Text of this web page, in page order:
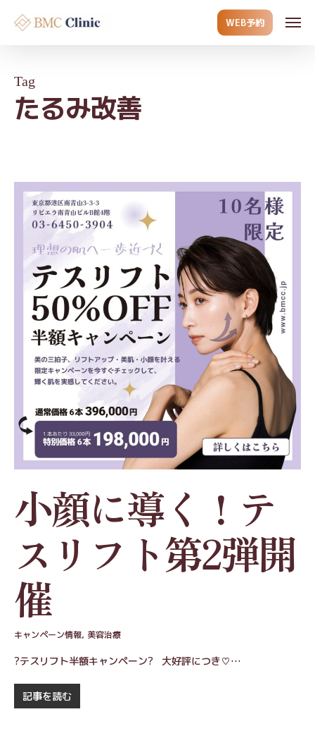
WEB予約
Tag
たるみ改善
小顔に導く！テ
スリフト第2弾開
催
キャンペーン情報, 美容治療
?テスリフト半額キャンペーン? 大好評につき♡…
記事を読む